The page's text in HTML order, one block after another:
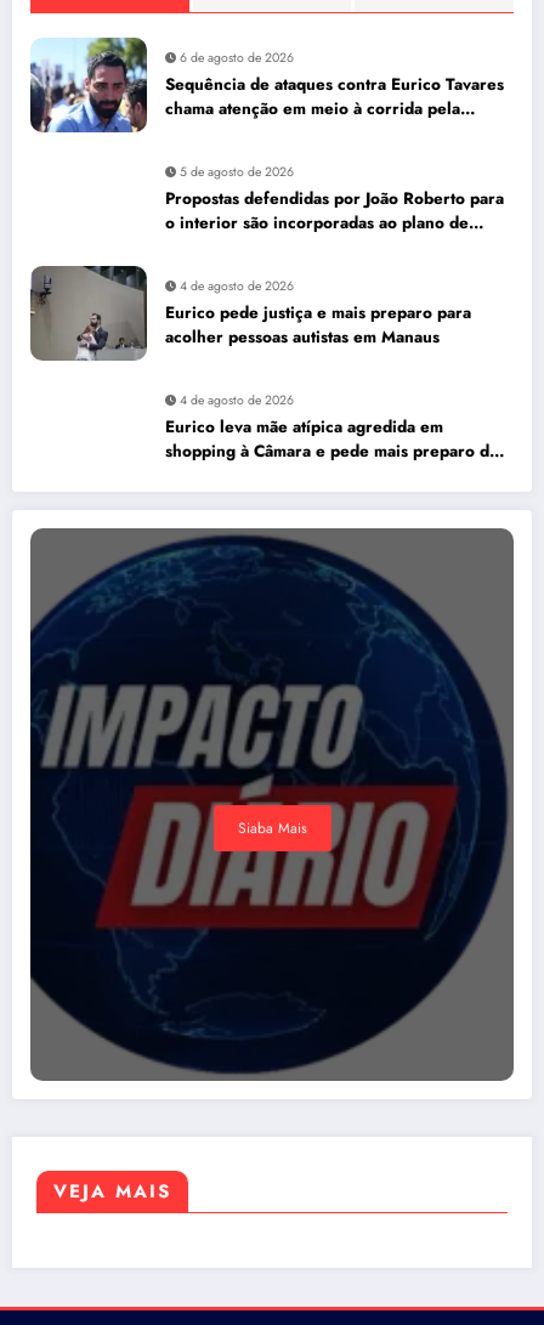
6 de agosto de 2026
Sequência de ataques contra Eurico Tavares
chama atenção em meio à corrida pela
5 de agosto de 2026
Propostas defendidas por João Roberto para
o interior são incorporadas ao plano de
4 de agosto de 2026
Eurico pede justiça e mais preparo para
acolher pessoas autistas em Manaus
4 de agosto de 2026
Eurico leva mãe atípica agredida em
shopping à Câmara e pede mais preparo dos
Siaba Mais
VEJA MAIS